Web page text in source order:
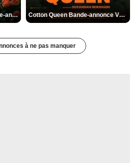
Des Fleurs pour Tokyo Bande-annonce VO STFR Cotton Queen Bande-annonce VO STFR
à ne pas manquer